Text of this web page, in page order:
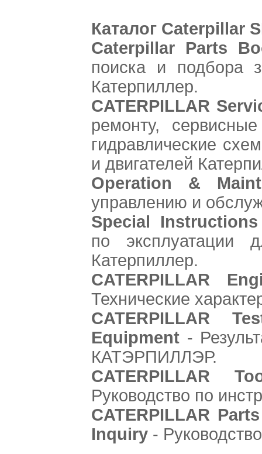
Каталог Caterpillar
Caterpillar Parts
поиска и подбора
Катерпиллер.
CATERPILLAR
ремонту,
гидравлические
и двигателей
Operation &
управлению и
Special Instructions
по эксплуатации
Катерпиллер.
CATERPILLAR
Технические
CATERPILLAR
Equipment -
КАТЭРПИЛЛЭР.
CATERPILLAR
Руководство по
CATERPILLAR
Inquiry -